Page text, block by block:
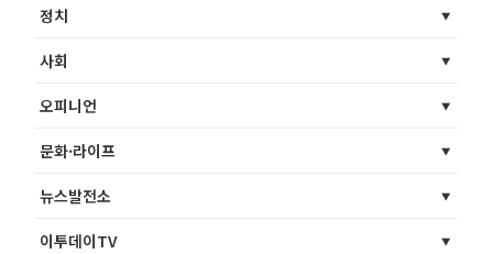
정치
사회
오피니언
문화·라이프
뉴스발전소
이투데이TV